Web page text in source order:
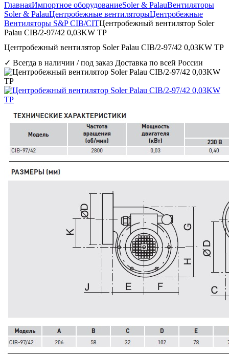
ГлавнаяИмпортное оборудованиеSoler & PalauВентиляторы
Soler & PalauЦентробежные вентиляторыЦентробежные
Вентиляторы S&P CIB/CITЦентробежный вентилятор Soler
Palau CIB/2-97/42 0,03KW TP
Центробежный вентилятор Soler Palau CIB/2-97/42 0,03KW TP
✓ Всегда в наличии / под заказ Доставка по всей России